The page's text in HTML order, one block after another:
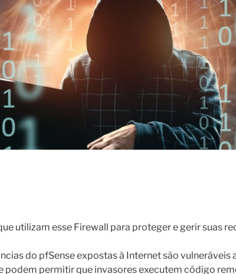
utilizam esse Firewall para proteger e gerir suas
do pfSense expostas à Internet são vulneráveis
podem permitir que invasores executem código